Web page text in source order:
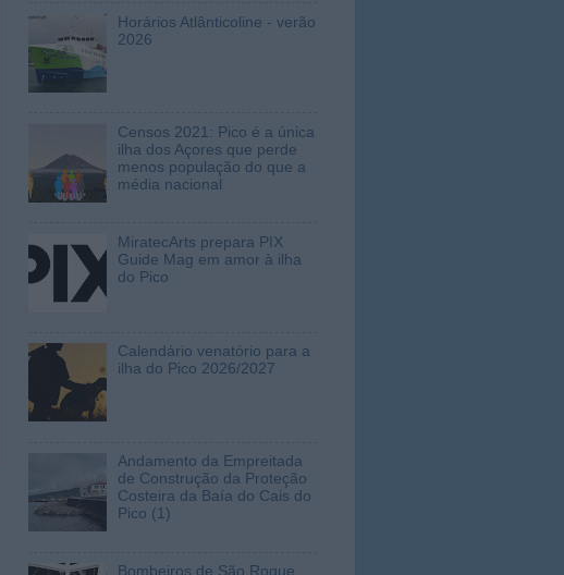
Horários Atlânticoline - verão
2026
Censos 2021: Pico é a única
ilha dos Açores que perde
menos população do que a
média nacional
MiratecArts prepara PIX
Guide Mag em amor à ilha
do Pico
Calendário venatório para a
ilha do Pico 2026/2027
Andamento da Empreitada
de Construção da Proteção
Costeira da Baía do Cais do
Pico (1)
Bombeiros de São Roque